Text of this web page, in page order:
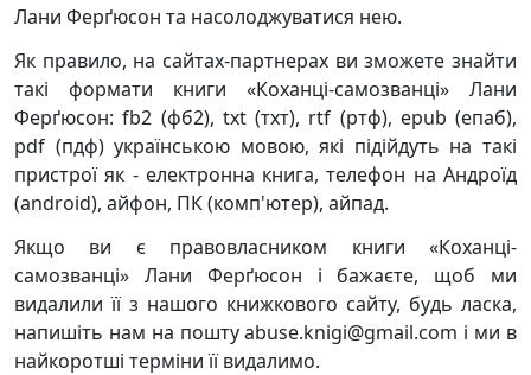
Лани Ферґюсон та насолоджуватися нею.
Як правило, на сайтах-партнерах ви зможете знайти
такі формати книги «Коханці-самозванці» Лани
Ферґюсон: fb2 (фб2), txt (тхт), rtf (ртф), epub (епаб),
pdf (пдф) українською мовою, які підійдуть на такі
пристрої як - електронна книга, телефон на Андроїд
(android), айфон, ПК (комп'ютер), айпад.
Якщо ви є правовласником книги «Коханці-
самозванці» Лани Ферґюсон і бажаєте, щоб ми
видалили її з нашого книжкового сайту, будь ласка,
напишіть нам на пошту abuse.knigi@gmail.com і ми в
найкоротші терміни її видалимо.